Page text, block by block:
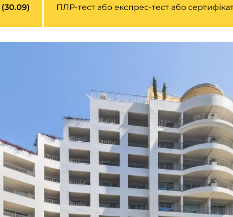
(30.09) ПЛР-тест або експрес-тест або